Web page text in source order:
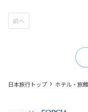
日本旅行トップ ホテル・旅